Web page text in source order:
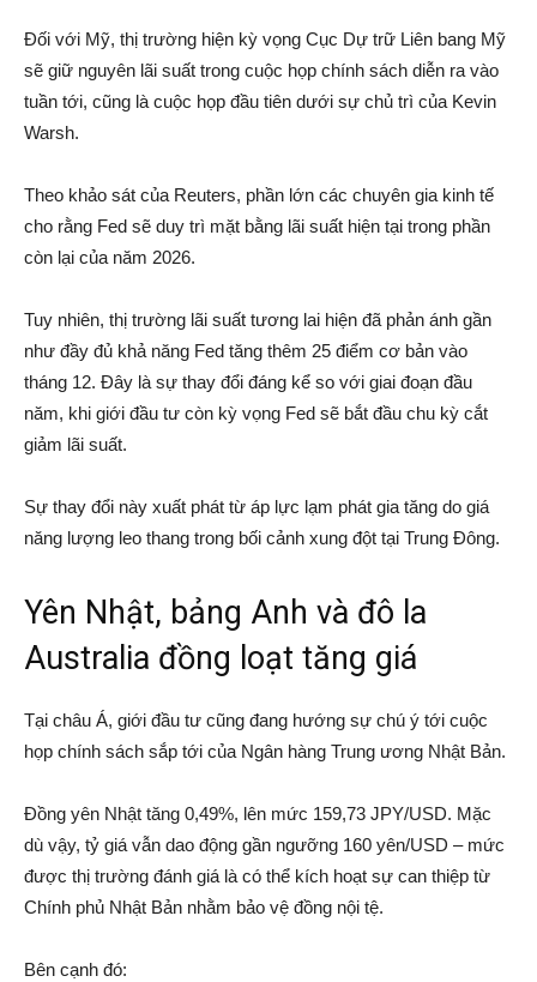
Đối với Mỹ, thị trường hiện kỳ vọng Cục Dự trữ Liên bang Mỹ
sẽ giữ nguyên lãi suất trong cuộc họp chính sách diễn ra vào
tuần tới, cũng là cuộc họp đầu tiên dưới sự chủ trì của Kevin
Warsh.
Theo khảo sát của Reuters, phần lớn các chuyên gia kinh tế
cho rằng Fed sẽ duy trì mặt bằng lãi suất hiện tại trong phần
còn lại của năm 2026.
Tuy nhiên, thị trường lãi suất tương lai hiện đã phản ánh gần
như đầy đủ khả năng Fed tăng thêm 25 điểm cơ bản vào
tháng 12. Đây là sự thay đổi đáng kể so với giai đoạn đầu
năm, khi giới đầu tư còn kỳ vọng Fed sẽ bắt đầu chu kỳ cắt
giảm lãi suất.
Sự thay đổi này xuất phát từ áp lực lạm phát gia tăng do giá
năng lượng leo thang trong bối cảnh xung đột tại Trung Đông.
Yên Nhật, bảng Anh và đô la
Australia đồng loạt tăng giá
Tại châu Á, giới đầu tư cũng đang hướng sự chú ý tới cuộc
họp chính sách sắp tới của Ngân hàng Trung ương Nhật Bản.
Đồng yên Nhật tăng 0,49%, lên mức 159,73 JPY/USD. Mặc
dù vậy, tỷ giá vẫn dao động gần ngưỡng 160 yên/USD – mức
được thị trường đánh giá là có thể kích hoạt sự can thiệp từ
Chính phủ Nhật Bản nhằm bảo vệ đồng nội tệ.
Bên cạnh đó: